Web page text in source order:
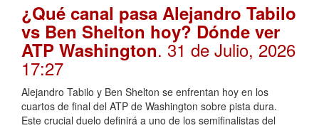
¿Qué canal pasa Alejandro Tabilo
vs Ben Shelton hoy? Dónde ver
ATP Washington. 31 de Julio, 2026
17:27
Alejandro Tabilo y Ben Shelton se enfrentan hoy en los
cuartos de final del ATP de Washington sobre pista dura.
Este crucial duelo definirá a uno de los semifinalistas del